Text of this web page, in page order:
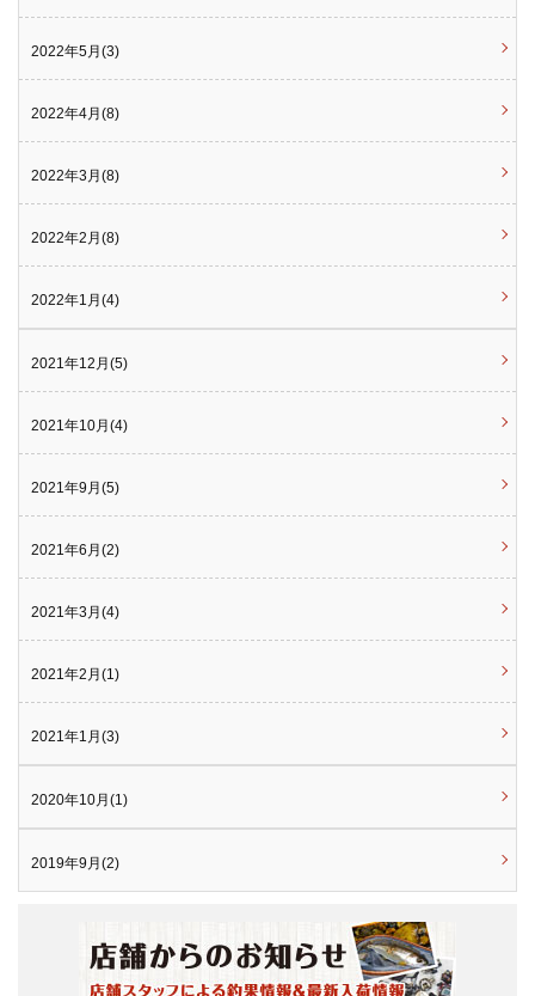
2022年5月(3)
2022年4月(8)
2022年3月(8)
2022年2月(8)
2022年1月(4)
2021年12月(5)
2021年10月(4)
2021年9月(5)
2021年6月(2)
2021年3月(4)
2021年2月(1)
2021年1月(3)
2020年10月(1)
2019年9月(2)